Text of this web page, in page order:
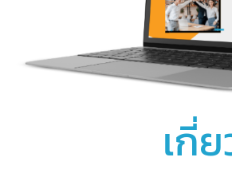
เกี่